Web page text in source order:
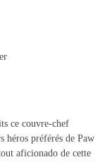
ce couvre-chef
héros préférés de Paw
aficionado de cette